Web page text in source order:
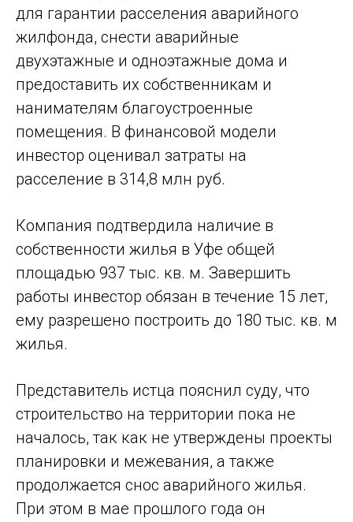
для гарантии расселения аварийного
жилфонда, снести аварийные
двухэтажные и одноэтажные дома и
предоставить их собственникам и
нанимателям благоустроенные
помещения. В финансовой модели
инвестор оценивал затраты на
расселение в 314,8 млн руб.
Компания подтвердила наличие в
собственности жилья в Уфе общей
площадью 937 тыс. кв. м. Завершить
работы инвестор обязан в течение 15 лет,
ему разрешено построить до 180 тыс. кв. м
жилья.
Представитель истца пояснил суду, что
строительство на территории пока не
началось, так как не утверждены проекты
планировки и межевания, а также
продолжается снос аварийного жилья.
При этом в мае прошлого года он